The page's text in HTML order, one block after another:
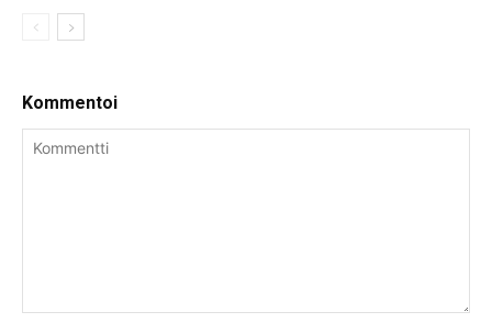
Kommentoi